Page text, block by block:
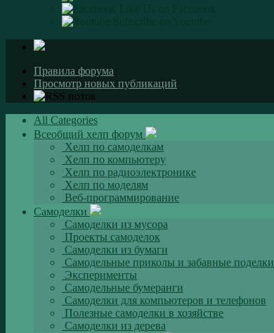
Правила форума
Просмотр новых публикаций
All Categories
Всеобщий хелп форум
Хелп по самоделкам
Хелп по компьютеру
Хелп по радиоэлектронике
Хелп по моделям
Веб-программирование
Самоделки
Самоделки из мусора
Проекты самоделок
Самоделки из бумаги
Самодельные приколы и забавные поделки
Эксперименты
Самодельные бумеранги
Самоделки для компьютеров и телефонов
Полезные самоделки в хозяйстве
Самоделки из дерева